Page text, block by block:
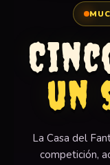
un
La Casa del
competición,